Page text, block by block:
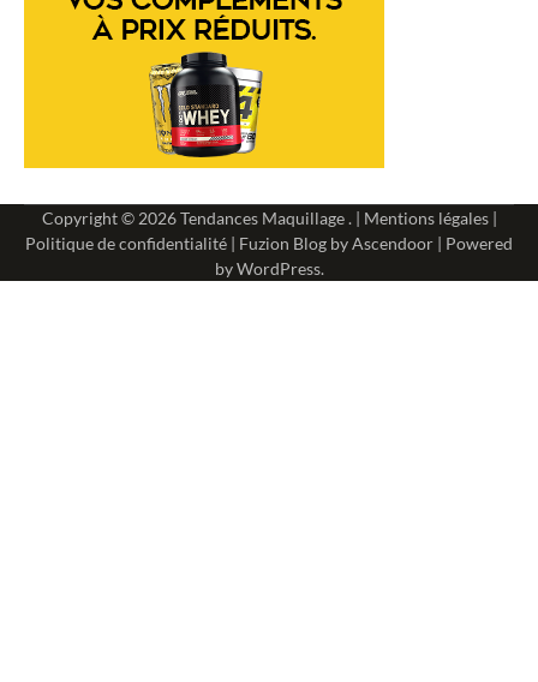
Copyright © 2026Tendances Maquillage. | Mentions légales|
Politique de confidentialité | Fuzion Blog byAscendoor | Powered
byWordPress.